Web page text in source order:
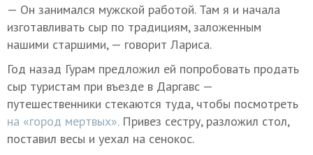
— Он занимался мужской работой. Там я и начала
изготавливать сыр по традициям, заложенным
нашими старшими, — говорит Лариса.
Год назад Гурам предложил ей попробовать продать
сыр туристам при въезде в Даргавс —
путешественники стекаются туда, чтобы посмотреть
на «город мертвых».Привез сестру, разложил стол,
поставил весы и уехал на сенокос.